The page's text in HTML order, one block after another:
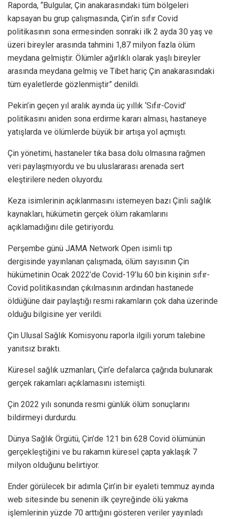
Raporda, “Bulgular, Çin anakarasındaki tüm bölgeleri
kapsayan bu grup çalışmasında, Çin’in sıfır Covid
politikasının sona ermesinden sonraki ilk 2 ayda 30 yaş ve
üzeri bireyler arasında tahmini 1,87 milyon fazla ölüm
meydana gelmiştir. Ölümler ağırlıklı olarak yaşlı bireyler
arasında meydana gelmiş ve Tibet hariç Çin anakarasındaki
tüm eyaletlerde gözlenmiştir” denildi.
Pekin’in geçen yıl aralık ayında üç yıllık ‘Sıfır-Covid’
politikasını aniden sona erdirme kararı alması, hastaneye
yatışlarda ve ölümlerde büyük bir artışa yol açmıştı.
Çin yönetimi, hastaneler tıka basa dolu olmasına rağmen
veri paylaşmıyordu ve bu uluslararası arenada sert
eleştirilere neden oluyordu.
Keza isimlerinin açıklanmasını istemeyen bazı Çinli sağlık
kaynakları, hükümetin gerçek ölüm rakamlarını
açıklamadığını dile getiriyordu.
Perşembe günü JAMA Network Open isimli tıp
dergisinde yayınlanan çalışmada, ölüm sayısının Çin
hükümetinin Ocak 2022’de Covid-19’lu 60 bin kişinin sıfır-
Covid politikasından çıkılmasının ardından hastanede
öldüğüne dair paylaştığı resmi rakamların çok daha üzerinde
olduğu bilgisine yer verildi.
Çin Ulusal Sağlık Komisyonu raporla ilgili yorum talebine
yanıtsız bıraktı.
Küresel sağlık uzmanları, Çin’e defalarca çağrıda bulunarak
gerçek rakamları açıklamasını istemişti.
Çin 2022 yılı sonunda resmi günlük ölüm sonuçlarını
bildirmeyi durdurdu.
Dünya Sağlık Örgütü, Çin’de 121 bin 628 Covid ölümünün
gerçekleştiğini ve bu rakamın küresel çapta yaklaşık 7
milyon olduğunu belirtiyor.
Ender görülecek bir adımla Çin’in bir eyaleti temmuz ayında
web sitesinde bu senenin ilk çeyreğinde ölü yakma
işlemlerinin yüzde 70 arttığını gösteren veriler yayınladı